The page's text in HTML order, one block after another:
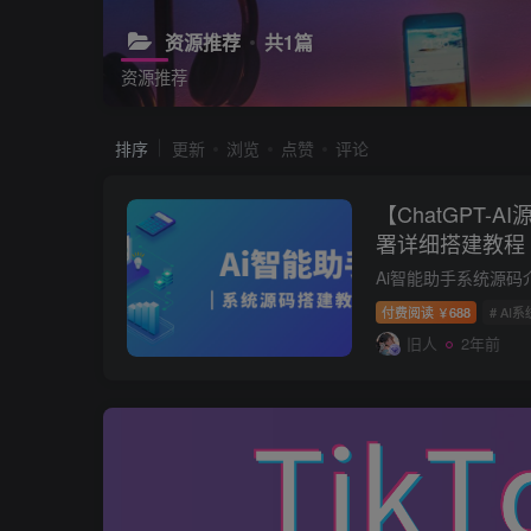
资源推荐 共1篇
资源推荐
排序 更新 浏览 点赞 评论
【ChatGPT-AI
署详细搭建教程
付费阅读 ￥688 # AI系
旧人 2年前